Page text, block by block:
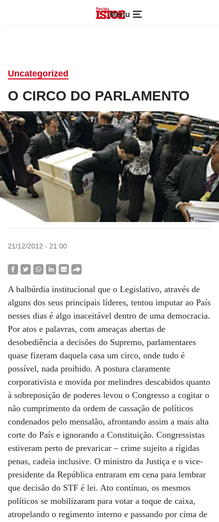
Menu
Uncategorized
O CIRCO DO PARLAMENTO
21/12/2012 - 21:00
A balbúrdia institucional que o Legislativo, através de
alguns dos seus principais líderes, tentou imputar ao País
nesses dias é algo inaceitável dentro de uma democracia.
Por atos e palavras, com ameaças abertas de
desobediência a decisões do Supremo, parlamentares
quase fizeram daquela casa um circo, onde tudo é
possível, nada proibido. A postura claramente
corporativista e movida por melindres descabidos quanto
à sobreposição de poderes levou o Congresso a cogitar o
não cumprimento da ordem de cassação de políticos
condenados pelo mensalão, afrontando assim a mais alta
corte do País e ignorando a Constituição. Congressistas
estiveram perto de prevaricar – crime sujeito a rígidas
penas, cadeia inclusive. O ministro da Justiça e o vice-
presidente da República entraram em cena para lembrar
que decisão do STF é lei. Ato contínuo, os mesmos
políticos se mobilizaram para votar a toque de caixa,
atropelando o regimento interno e passando por cima de